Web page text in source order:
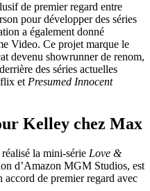
de premier regard entre
pour développer des séries
a également donné
Video. Ce projet marque le
devenu showrunner de renom,
des séries actuelles
et Presumed Innocent
Kelley chez Max
la mini-série Love &
d’Amazon MGM Studios, est
accord de premier regard avec